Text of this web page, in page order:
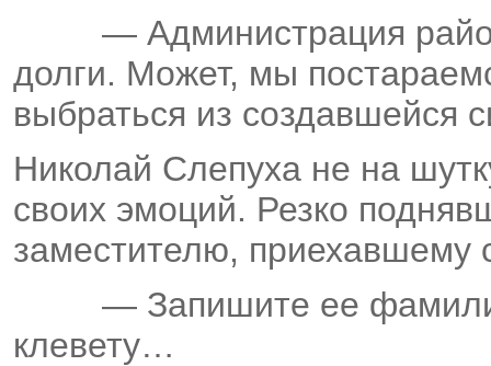
— Администрация
долги. Может, мы
выбраться из создавшейся
Николай Слепуха не на
своих эмоций. Резко
заместителю, приехавшему
— Запишите ее
клевету…